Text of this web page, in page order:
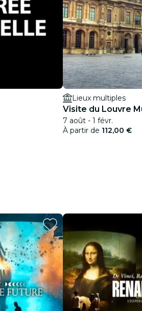
Lieux multiples
Visite du Louvre
7 août - 1 févr.
À partir de 112,00 €